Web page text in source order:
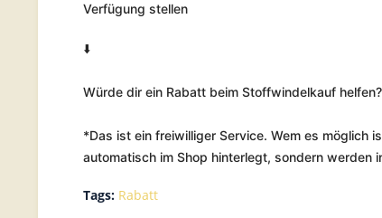
Verfügung stellen
⬇️
Würde dir ein Rabatt beim Stoffwindelkauf
*Das ist ein freiwilliger Service. Wem es möglich
automatisch im Shop hinterlegt, sondern werden
Tags: Rabatt